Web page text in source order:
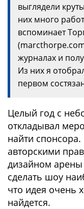
выглядели
них много
вспоминает
журналах и
Из них я
первом
Целый год с
откладывал
найти
авторскими
дизайном
сделать шоу
что идея очень
найдется.